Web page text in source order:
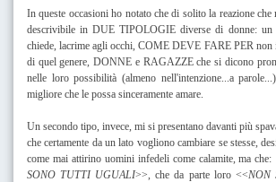
In queste occasioni ho notato che di solito la reazione che
descrivibile in DUE TIPOLOGIE diverse di donne:
chiede, lacrime agli occhi, COME DEVE FARE PER non
di quel genere, DONNE e RAGAZZE che si dicono
nelle loro possibilità (almeno nell'intenzione...a
migliore che le possa sinceramente amare.
Un secondo tipo, invece, mi si presentano davanti più
che certamente da un lato vogliono cambiare se stesse,
come mai attirino uomini infedeli come calamite, ma
SONO TUTTI UGUALI>>, che da parte loro <<NON